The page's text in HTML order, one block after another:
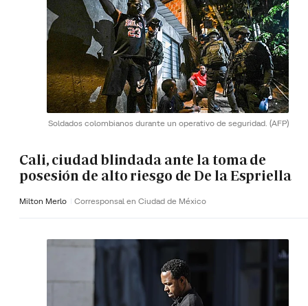
Soldados colombianos durante un operativo de seguridad. (AFP)
Cali, ciudad blindada ante la toma de
posesión de alto riesgo de De la Espriella
Milton Merlo Corresponsal en Ciudad de México